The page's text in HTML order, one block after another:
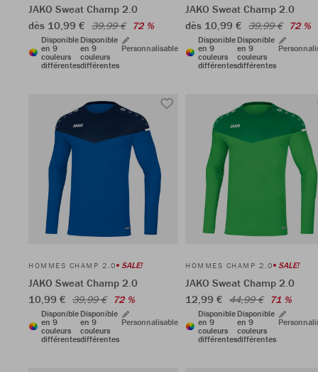
JAKO Sweat Champ 2.0
dès 10,99 € 39,99 € 72 %
Disponible
en 9
couleurs
différentes
Disponible
en 9
couleurs
différentes
Personnalisable
JAKO Sweat Champ 2.0
dès 10,99 € 39,99 € 72 %
Disponible
en 9
couleurs
différentes
Disponible
en 9
couleurs
différentes
HOMMES CHAMP 2.0 SALE!
JAKO Sweat Champ 2.0
10,99 € 39,99 € 72 %
Disponible
en 9
couleurs
différentes
Disponible
en 9
couleurs
différentes
Personnalisable
HOMMES CHAMP 2.0 SALE!
JAKO Sweat Champ 2.0
12,99 € 44,99 € 71 %
Disponible
en 9
couleurs
différentes
Disponible
en 9
couleurs
différentes